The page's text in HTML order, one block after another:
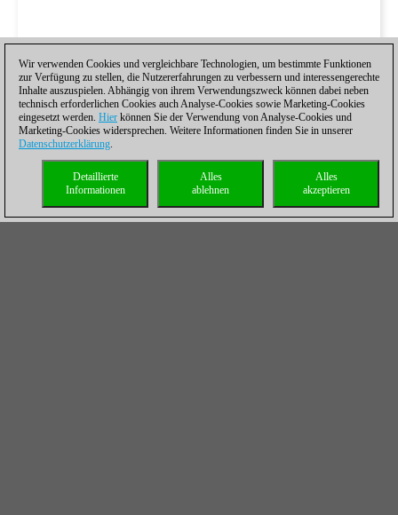
Wir verwenden Cookies und vergleichbare Technologien, um bestimmte Funktionen
zur Verfügung zu stellen, die Nutzererfahrungen zu verbessern und interessengerechte
Inhalte auszuspielen. Abhängig von ihrem Verwendungszweck können dabei neben
technisch erforderlichen Cookies auch Analyse-Cookies sowie Marketing-Cookies
eingesetzt werden. Hier können Sie der Verwendung von Analyse-Cookies und
Marketing-Cookies widersprechen. Weitere Informationen finden Sie in unserer
Datenschutzerklärung.
Alles
akzeptieren
Alles
ablehnen
Detaillierte
Informationen